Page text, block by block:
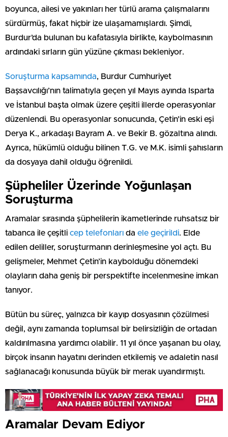
boyunca, ailesi ve yakınları her türlü arama çalışmalarını
sürdürmüş, fakat hiçbir ize ulaşamamışlardı. Şimdi,
Burdur’da bulunan bu kafatasıyla birlikte, kaybolmasının
ardındaki sırların gün yüzüne çıkması bekleniyor.
Soruşturma kapsamında, Burdur Cumhuriyet
Başsavcılığı’nın talimatıyla geçen yıl Mayıs ayında Isparta
ve İstanbul başta olmak üzere çeşitli illerde operasyonlar
düzenlendi. Bu operasyonlar sonucunda, Çetin’in eski eşi
Derya K., arkadaşı Bayram A. ve Bekir B. gözaltına alındı.
Ayrıca, hükümlü olduğu bilinen T.G. ve M.K. isimli şahısların
da dosyaya dahil olduğu öğrenildi.
Şüpheliler Üzerinde Yoğunlaşan
Soruşturma
Aramalar sırasında şüphelilerin ikametlerinde ruhsatsız bir
tabanca ile çeşitli cep telefonları da ele geçirildi. Elde
edilen deliller, soruşturmanın derinleşmesine yol açtı. Bu
gelişmeler, Mehmet Çetin’in kaybolduğu dönemdeki
olayların daha geniş bir perspektifte incelenmesine imkan
tanıyor.
Bütün bu süreç, yalnızca bir kayıp dosyasının çözülmesi
değil, aynı zamanda toplumsal bir belirsizliğin de ortadan
kaldırılmasına yardımcı olabilir. 11 yıl önce yaşanan bu olay,
birçok insanın hayatını derinden etkilemiş ve adaletin nasıl
sağlanacağı konusunda büyük bir merak uyandırmıştı.
Aramalar Devam Ediyor